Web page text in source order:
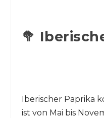
🥦
Iberischer Paprika
ist von Mai bis